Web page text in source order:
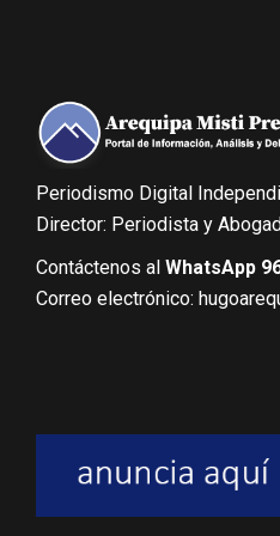
Periodismo Digital
Director: Periodista y
Contáctenos al WhatsApp
Correo electrónico: